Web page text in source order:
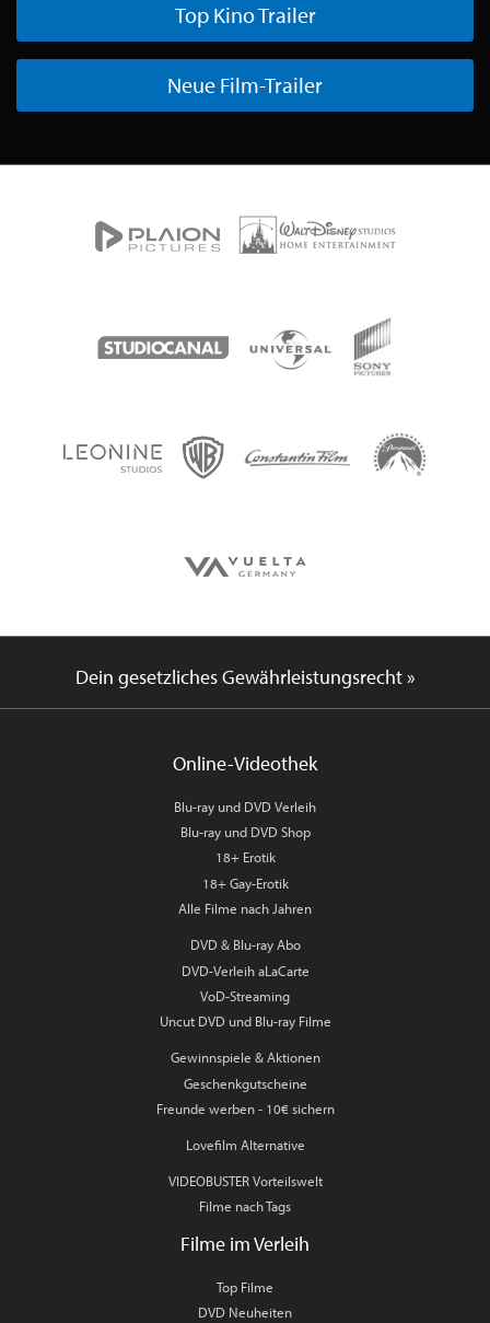
Top Kino Trailer
Neue Film-Trailer
Dein gesetzliches Gewährleistungsrecht »
Online-Videothek
Blu-ray und DVD Verleih
Blu-ray und DVD Shop
18+ Erotik
18+ Gay-Erotik
Alle Filme nach Jahren
DVD & Blu-ray Abo
DVD-Verleih aLaCarte
VoD-Streaming
Uncut DVD und Blu-ray Filme
Gewinnspiele & Aktionen
Geschenkgutscheine
Freunde werben - 10€ sichern
Lovefilm Alternative
VIDEOBUSTER Vorteilswelt
Filme nach Tags
Filme im Verleih
Top Filme
DVD Neuheiten